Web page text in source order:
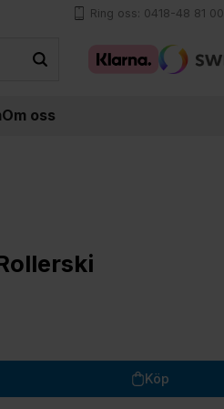
Ring oss: 0418-48 81 00
Om oss
Köp